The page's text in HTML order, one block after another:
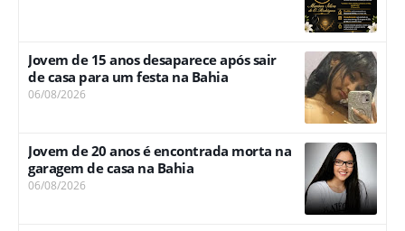
Jovem de 15 anos desaparece após sair
de casa para um festa na Bahia
06/08/2026
Jovem de 20 anos é encontrada morta na
garagem de casa na Bahia
06/08/2026